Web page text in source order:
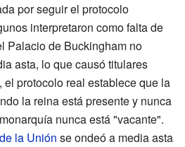
por seguir el protocolo
interpretaron como falta de
Palacio de Buckingham no
asta, lo que causó titulares
el protocolo real establece que la
la reina está presente y nunca
nunca está "vacante".
la Unión se ondeó a media asta